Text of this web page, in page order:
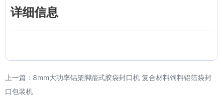
详细信息
上一篇： 8mm大功率铝架脚踏式胶袋封口机 复合材料饲料铝箔袋封
口包装机